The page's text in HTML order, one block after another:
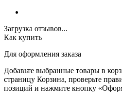
Загрузка отзывов...
Как купить
Для оформления заказа
Добавьте выбранные товары в
страницу Корзина, проверьте
позиций и нажмите кнопку